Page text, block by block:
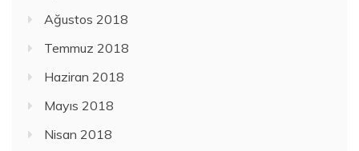
Ağustos 2018
Temmuz 2018
Haziran 2018
Mayıs 2018
Nisan 2018